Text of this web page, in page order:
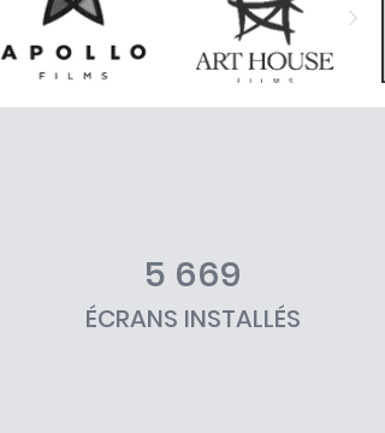
5 669
ÉCRANS INSTALLÉS